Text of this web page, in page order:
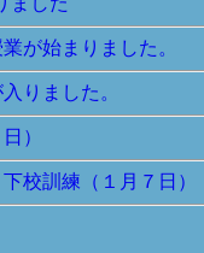
が始まりました。
りました。
）
校訓練（１月７日）